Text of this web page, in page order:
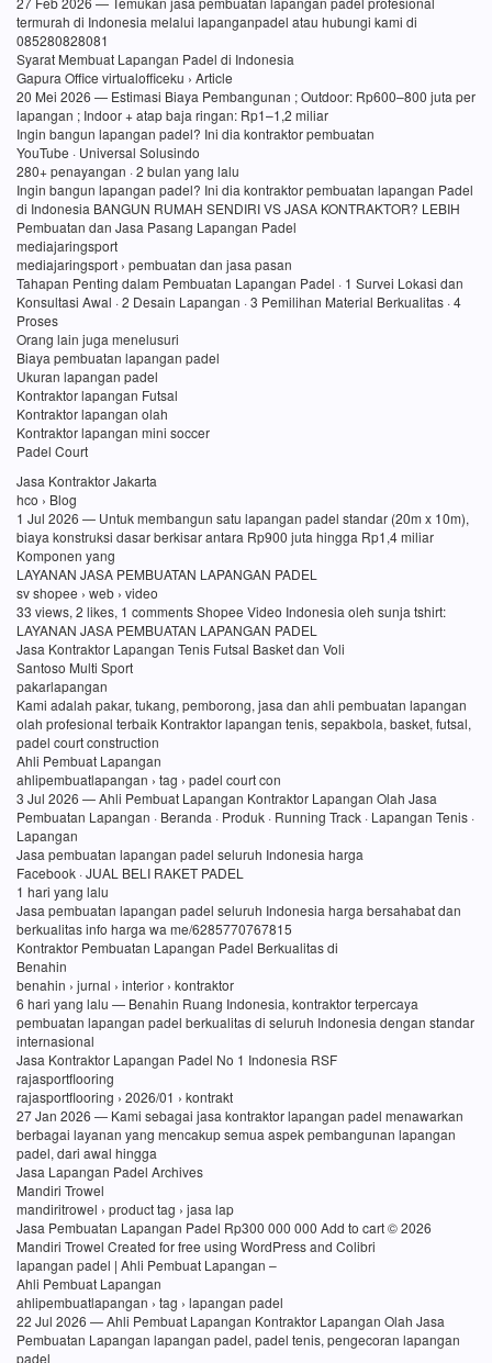
termurah di Indonesia melalui lapanganpadel atau hubungi kami di
085280828081
Syarat Membuat Lapangan Padel di Indonesia
Gapura Office virtualofficeku › Article
20 Mei 2026 — Estimasi Biaya Pembangunan ; Outdoor: Rp600–800 juta per
lapangan ; Indoor + atap baja ringan: Rp1–1,2 miliar
Ingin bangun lapangan padel? Ini dia kontraktor pembuatan
YouTube · Universal Solusindo
280+ penayangan · 2 bulan yang lalu
Ingin bangun lapangan padel? Ini dia kontraktor pembuatan lapangan Padel
di Indonesia BANGUN RUMAH SENDIRI VS JASA KONTRAKTOR? LEBIH
Pembuatan dan Jasa Pasang Lapangan Padel
mediajaringsport
mediajaringsport › pembuatan dan jasa pasan
Tahapan Penting dalam Pembuatan Lapangan Padel · 1 Survei Lokasi dan
Konsultasi Awal · 2 Desain Lapangan · 3 Pemilihan Material Berkualitas · 4
Proses
Orang lain juga menelusuri
Biaya pembuatan lapangan padel
Ukuran lapangan padel
Kontraktor lapangan Futsal
Kontraktor lapangan olah
Kontraktor lapangan mini soccer
Padel Court
Jasa Kontraktor Jakarta
hco › Blog
1 Jul 2026 — Untuk membangun satu lapangan padel standar (20m x 10m),
biaya konstruksi dasar berkisar antara Rp900 juta hingga Rp1,4 miliar
Komponen yang
LAYANAN JASA PEMBUATAN LAPANGAN PADEL
sv shopee › web › video
33 views, 2 likes, 1 comments Shopee Video Indonesia oleh sunja tshirt:
LAYANAN JASA PEMBUATAN LAPANGAN PADEL
Jasa Kontraktor Lapangan Tenis Futsal Basket dan Voli
Santoso Multi Sport
pakarlapangan
Kami adalah pakar, tukang, pemborong, jasa dan ahli pembuatan lapangan
olah profesional terbaik Kontraktor lapangan tenis, sepakbola, basket, futsal,
padel court construction
Ahli Pembuat Lapangan
ahlipembuatlapangan › tag › padel court con
3 Jul 2026 — Ahli Pembuat Lapangan Kontraktor Lapangan Olah Jasa
Pembuatan Lapangan · Beranda · Produk · Running Track · Lapangan Tenis ·
Lapangan
Jasa pembuatan lapangan padel seluruh Indonesia harga
Facebook · JUAL BELI RAKET PADEL
1 hari yang lalu
Jasa pembuatan lapangan padel seluruh Indonesia harga bersahabat dan
berkualitas info harga wa me/6285770767815
Kontraktor Pembuatan Lapangan Padel Berkualitas di
Benahin
benahin › jurnal › interior › kontraktor
6 hari yang lalu — Benahin Ruang Indonesia, kontraktor terpercaya
pembuatan lapangan padel berkualitas di seluruh Indonesia dengan standar
internasional
Jasa Kontraktor Lapangan Padel No 1 Indonesia RSF
rajasportflooring
rajasportflooring › 2026/01 › kontrakt
27 Jan 2026 — Kami sebagai jasa kontraktor lapangan padel menawarkan
berbagai layanan yang mencakup semua aspek pembangunan lapangan
padel, dari awal hingga
Jasa Lapangan Padel Archives
Mandiri Trowel
mandiritrowel › product tag › jasa lap
Jasa Pembuatan Lapangan Padel Rp300 000 000 Add to cart © 2026
Mandiri Trowel Created for free using WordPress and Colibri
lapangan padel | Ahli Pembuat Lapangan –
Ahli Pembuat Lapangan
ahlipembuatlapangan › tag › lapangan padel
22 Jul 2026 — Ahli Pembuat Lapangan Kontraktor Lapangan Olah Jasa
Pembuatan Lapangan lapangan padel, padel tenis, pengecoran lapangan
padel